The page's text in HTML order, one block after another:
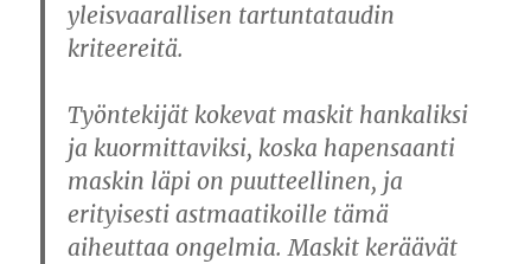
yleisvaarallisen tartuntataudin
kriteereitä.
Työntekijät kokevat maskit hankaliksi
ja kuormittaviksi, koska hapensaanti
maskin läpi on puutteellinen, ja
erityisesti astmaatikoille tämä
aiheuttaa ongelmia. Maskit keräävät